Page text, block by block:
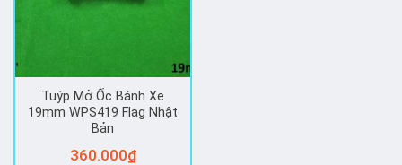
Tuýp Mở Ốc Bánh Xe
19mm WPS419 Flag Nhật
Bản
360.000₫